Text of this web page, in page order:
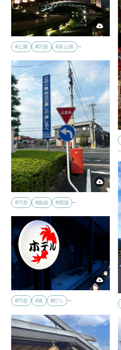
#公園 #円形 #富山県 …
#円形 #曲線 #標識 …
#円形 #夜 #灯り …